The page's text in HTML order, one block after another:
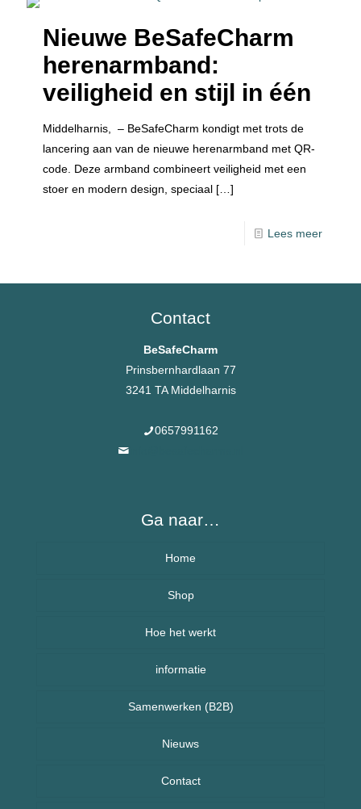
Nieuwe BeSafeCharm
herenarmband:
veiligheid en stijl in één
Middelharnis, – BeSafeCharm kondigt met trots de
lancering aan van de nieuwe herenarmband met QR-
code. Deze armband combineert veiligheid met een
stoer en modern design, speciaal […]
Lees meer
Contact
BeSafeCharm
Prinsbernhardlaan 77
3241 TA Middelharnis
0657991162
Ga naar…
Home
Over BeSafeCharm – ons verhaal
Shop
Armbanden
Kettingen
Kinderen
Sport sieraden
Hoe het werkt
informatie
Veelgestelde vragen (FAQ) – BeSafeCharm
Retourneren & herroepingsrecht
Samenwerken (B2B)
Nieuws
Nieuws uit Nederland
Contact